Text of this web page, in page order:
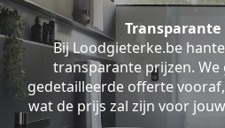
Transparante
Bij Loodgieterke.be
transparante prijzen. We
gedetailleerde offerte
wat de prijs zal zijn voor